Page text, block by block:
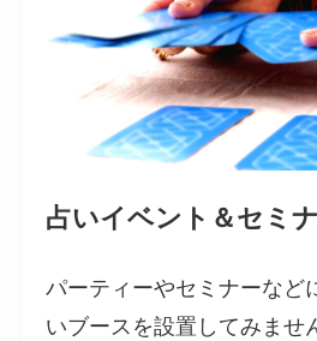
占いイベント＆セミ
パーティーやセミナーなど
いブースを設置してみませ